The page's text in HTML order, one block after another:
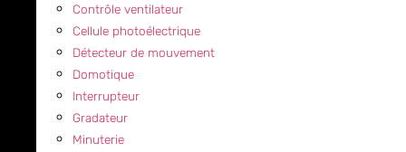
Contrôle ventilateur
Cellule photoélectrique
Détecteur de mouvement
Domotique
Interrupteur
Gradateur
Minuterie